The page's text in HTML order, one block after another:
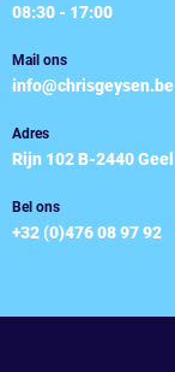
08:30 - 17:00
Mail ons
info@chrisgeysen.be
Adres
Rijn 102 B-2440 Geel
Bel ons
+32 (0)476 08 97 92